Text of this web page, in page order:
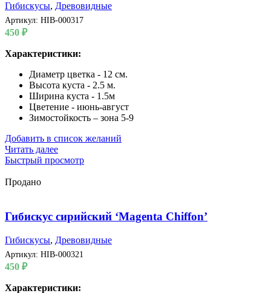
Гибискусы, Древовидные
Артикул: HIB-000317
450 ₽
Характеристики:
Диаметр цветка - 12 см.
Высота куста - 2.5 м.
Ширина куста - 1.5м
Цветение - июнь-август
Зимостойкость – зона 5-9
Добавить в список желаний
Читать далее
Быстрый просмотр
Продано
Гибискус сирийский ‘Magenta Chiffon’
Гибискусы, Древовидные
Артикул: HIB-000321
450 ₽
Характеристики: